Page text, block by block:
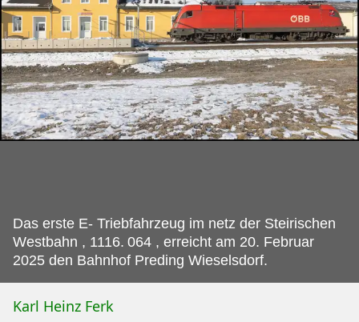
Das erste E- Triebfahrzeug im netz der Steirischen
Westbahn , 1116. 064 , erreicht am 20. Februar
2025 den Bahnhof Preding Wieselsdorf.
Karl Heinz Ferk